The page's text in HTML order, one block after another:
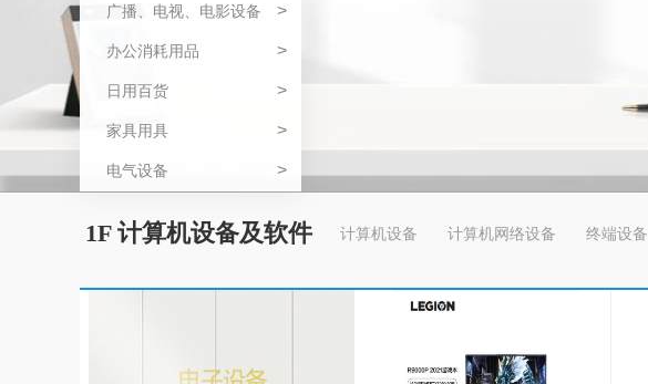
广播、电视、电影设备 >
办公消耗用品 >
日用百货 >
家具用具 >
电气设备 >
1F 计算机设备及软件 计算机设备 计算机网络设备 终端设备